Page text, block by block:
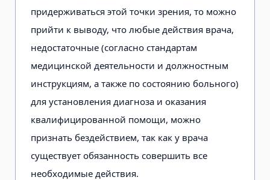
придерживаться этой точки зрения, то можно
прийти к выводу, что любые действия врача,
недостаточные (согласно стандартам
медицинской деятельности и должностным
инструкциям, а также по состоянию больного)
для установления диагноза и оказания
квалифицированной помощи, можно
признать бездействием, так как у врача
существует обязанность совершить все
необходимые действия.